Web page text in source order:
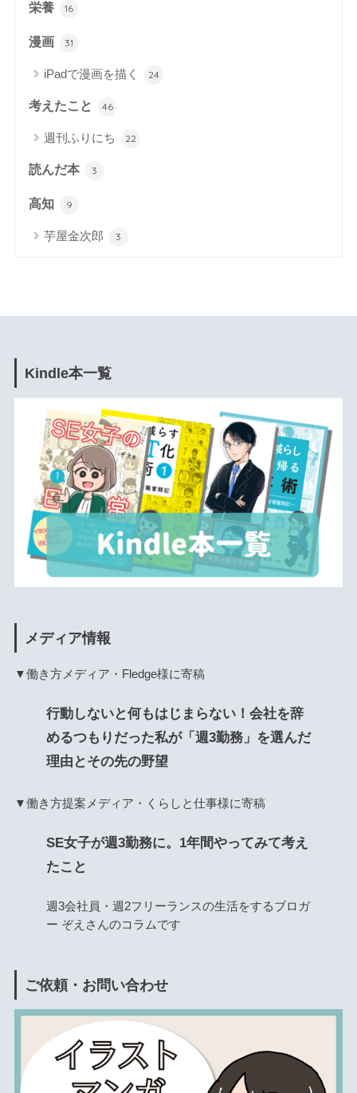
栄養 16
漫画 31
iPadで漫画を描く 24
考えたこと 46
週刊ふりにち 22
読んだ本 3
高知 9
芋屋金次郎 3
Kindle本一覧
メディア情報
▼働き方メディア・Fledge様に寄稿
行動しないと何もはじまらない！会社を辞
めるつもりだった私が「週3勤務」を選んだ
理由とその先の野望
▼働き方提案メディア・くらしと仕事様に寄稿
SE女子が週3勤務に。1年間やってみて考え
たこと
週3会社員・週2フリーランスの生活をするブロガ
ー ぞえさんのコラムです
ご依頼・お問い合わせ